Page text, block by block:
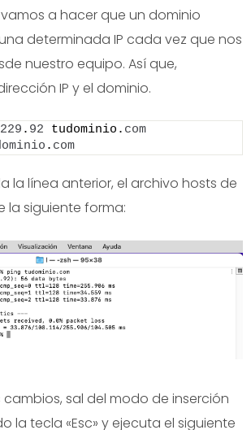
a hacer que un dominio
determinada IP cada vez que nos
nuestro equipo. Así que,
IP y el dominio.
229 . 92 tudominio. com
. com
la línea anterior, el archivo hosts de
la siguiente forma:
sal del modo de inserción
la tecla «Esc» y ejecuta el siguiente